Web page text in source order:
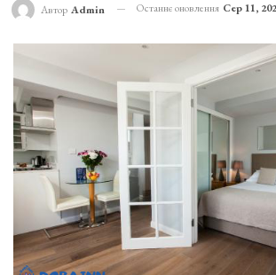
Автор Admin Останнє оновлення Сер 11,